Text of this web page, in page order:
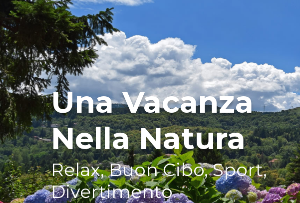
Una Vacanza
Nella Natura
Relax, Buon Cibo, Sport,
Divertimento